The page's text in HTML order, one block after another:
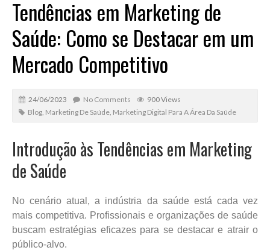
Tendências em Marketing de
Saúde: Como se Destacar em um
Mercado Competitivo
24/06/2023 No Comments
900 Views
Blog Marketing De Saúde Marketing Digital Para A Área Da Saúde
Introdução às Tendências em Marketing
de Saúde
No cenário atual, a indústria da saúde está cada vez
mais competitiva. Profissionais e organizações de saúde
buscam estratégias eficazes para se destacar e atrair o
público-alvo.